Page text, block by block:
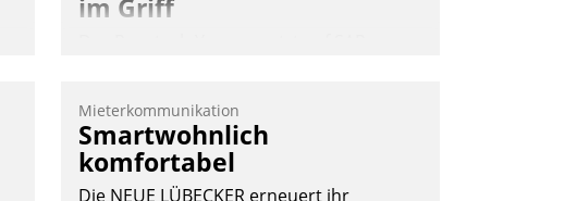
im Griff
und Verwaltung von Aufträgen der
operativen Instandhaltung in die SAP-
Systemlandschaft deutscher
Mieterkommunikation
Smartwohnlich
komfortabel
Die NEUE LÜBECKER erneuert ihr